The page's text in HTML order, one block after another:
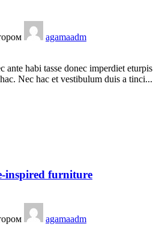
agamaadm
ante habi tasse donec imperdiet eturpis
Nec hac et vestibulum duis a tinci...
inspired furniture
agamaadm